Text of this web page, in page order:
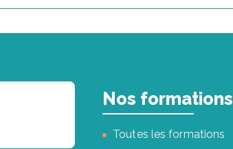
Nos formations
Toutes les formations